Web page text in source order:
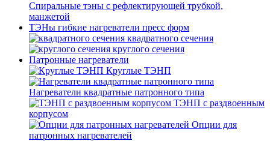
Спиральные тэны с рефлектирующей трубкой,
манжетой
ТЭНы гибкие нагреватели пресс форм
квадратного сечения
круглого сечения
Патронные нагреватели
Круглые ТЭНП
Нагреватели квадратные патронного типа
ТЭНП с раздвоенным
корпусом
Опции для
патронных нагревателей